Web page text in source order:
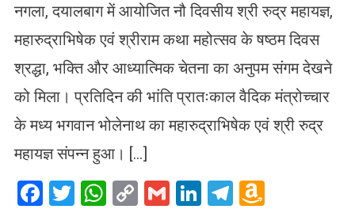
नगला, दयालबाग में आयोजित नौ दिवसीय श्री रुद्र महायज्ञ,
महारुद्राभिषेक एवं श्रीराम कथा महोत्सव के षष्ठम दिवस
श्रद्धा, भक्ति और आध्यात्मिक चेतना का अनुपम संगम देखने
को मिला। प्रतिदिन की भांति प्रातःकाल वैदिक मंत्रोच्चार
के मध्य भगवान भोलेनाथ का महारुद्राभिषेक एवं श्री रुद्र
महायज्ञ संपन्न हुआ। […]
Facebook
Twitter
WhatsApp
CopyGmailLinkedIn
Telegram